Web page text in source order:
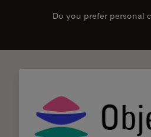
Do you prefer personal